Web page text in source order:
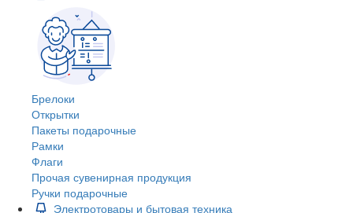
Брелоки
Открытки
Пакеты подарочные
Рамки
Флаги
Прочая сувенирная продукция
Ручки подарочные
Электротовары и бытовая техника